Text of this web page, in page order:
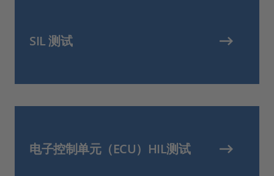
SIL 测试
电子控制单元（ECU）HIL测试